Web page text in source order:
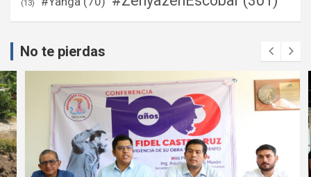
(13)
No te pierdas